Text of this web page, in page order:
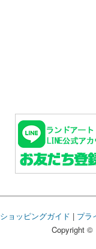
ショッピングガイド | プラ
Copyright ©